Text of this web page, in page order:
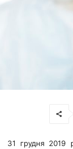
31 грудня 2019